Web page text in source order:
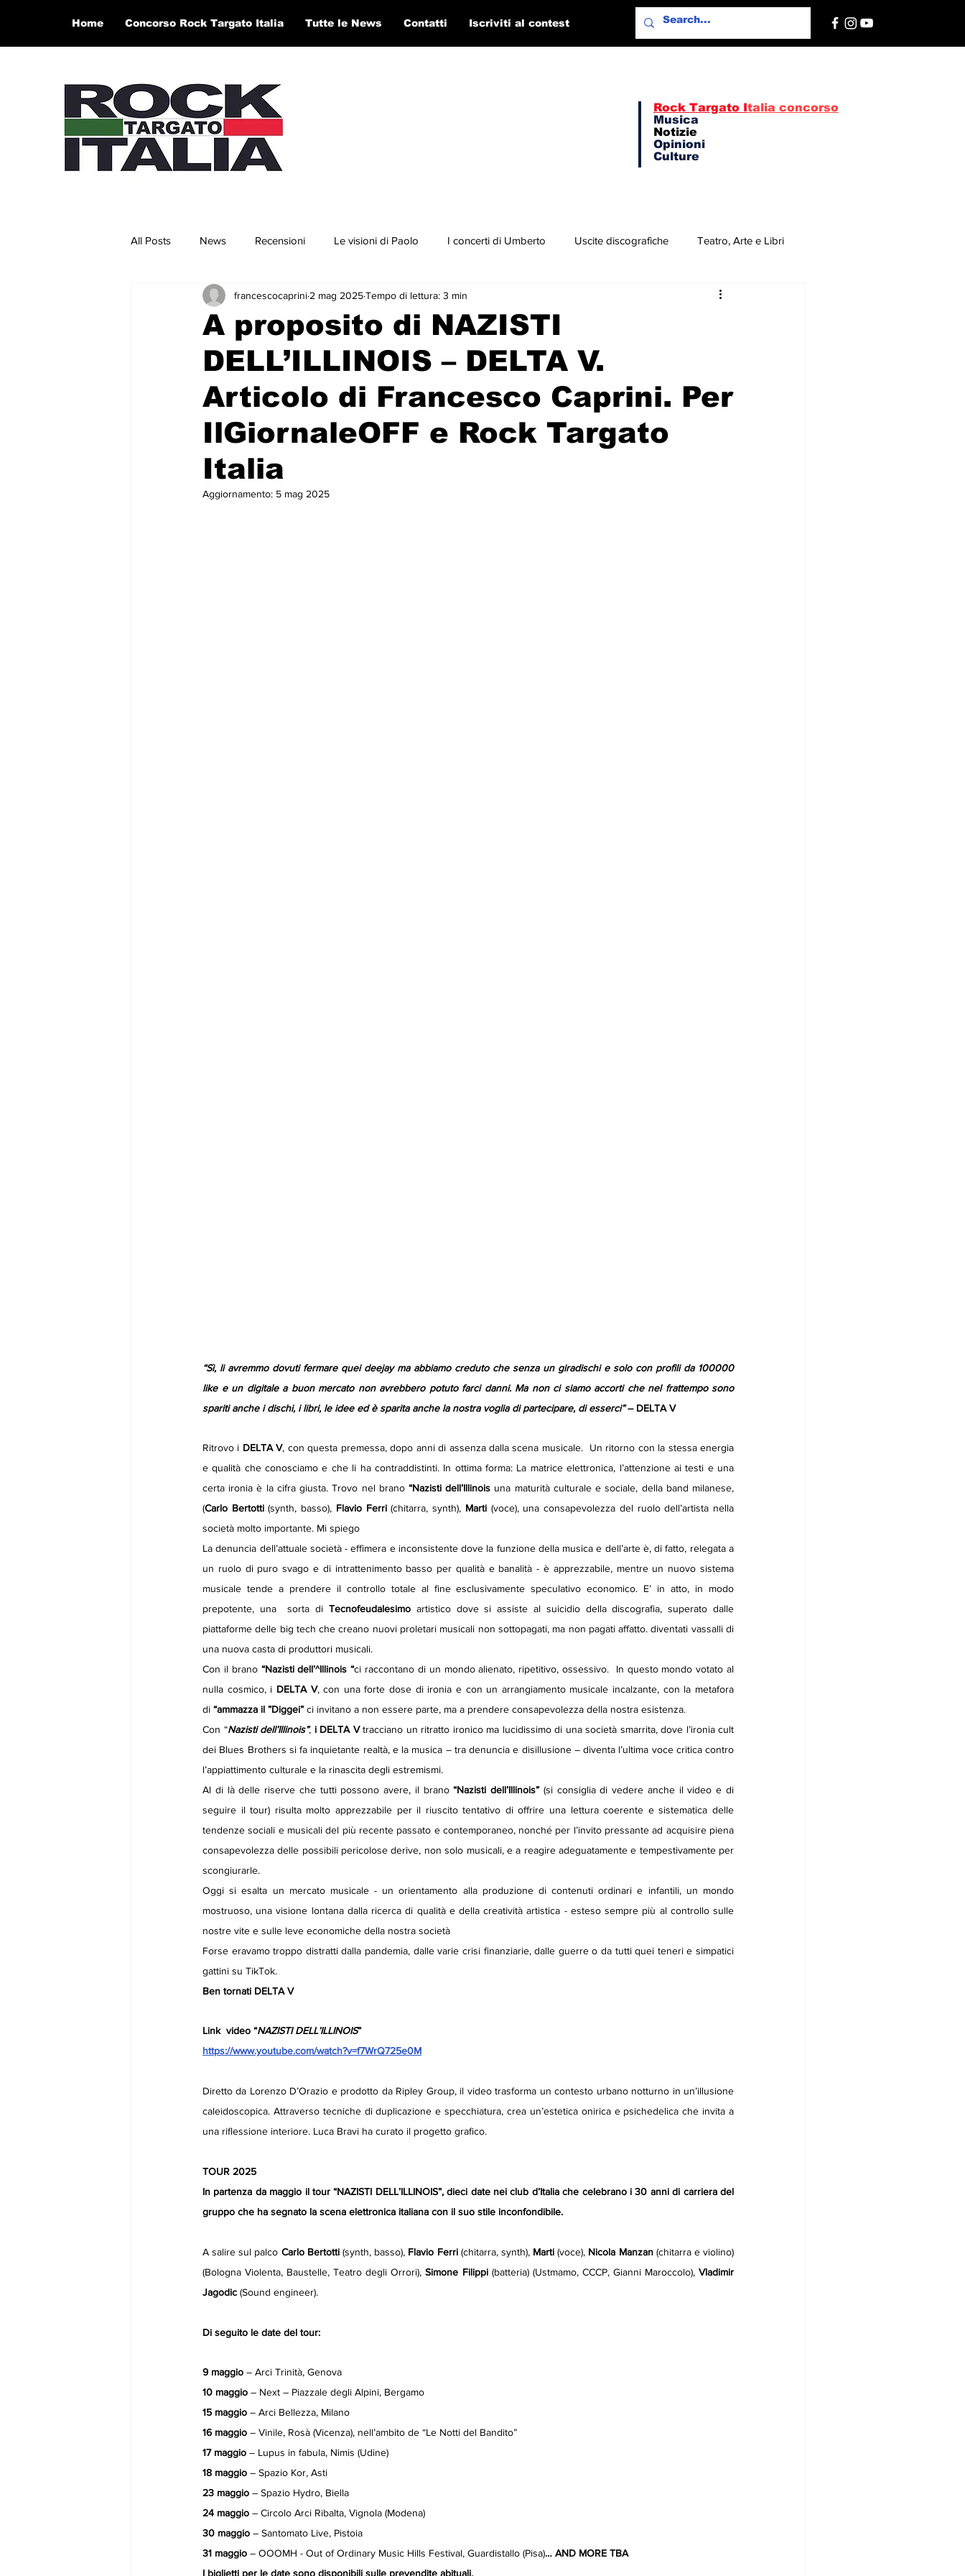
Home Concorso Rock Targato Italia Tutte le News Contatti Iscriviti al contest
Rock Targato Italia concorso
Musica
Notizie
Opinioni
Culture
All Posts News Recensioni Le visioni di Paolo I concerti di Umberto Uscite discografiche Teatro, Arte e Libri
Concerti e Video Artisti in concorso RTI 2025 Playlist
A proposito di NAZISTI
DELL’ILLINOIS – DELTA V.
Articolo di Francesco Caprini. Per
IlGiornaleOFF e Rock Targato
Italia
francescocaprini 2 mag 2025Tempo di lettura: 3 min
Aggiornamento: 5 mag 2025
“Sì, li avremmo dovuti fermare quei deejay ma abbiamo creduto che senza un giradischi e solo con profili da 100000
like e un digitale a buon mercato non avrebbero potuto farci danni. Ma non ci siamo accorti che nel frattempo sono
spariti anche i dischi, i libri, le idee ed è sparita anche la nostra voglia di partecipare, di esserci” – DELTA V
Ritrovo i DELTA V, con questa premessa, dopo anni di assenza dalla scena musicale.  Un ritorno con la stessa energia
e qualità che conosciamo e che li ha contraddistinti. In ottima forma: La matrice elettronica, l’attenzione ai testi e una
certa ironia è la cifra giusta. Trovo nel brano “Nazisti dell’Illinois una maturità culturale e sociale, della band milanese,
(Carlo Bertotti (synth, basso), Flavio Ferri (chitarra, synth), Marti (voce), una consapevolezza del ruolo dell’artista nella
società molto importante. Mi spiego
La denuncia dell’attuale società - effimera e inconsistente dove la funzione della musica e dell’arte è, di fatto, relegata a
un ruolo di puro svago e di intrattenimento basso per qualità e banalità - è apprezzabile, mentre un nuovo sistema
musicale tende a prendere il controllo totale al fine esclusivamente speculativo economico. E’ in atto, in modo
prepotente, una  sorta di Tecnofeudalesimo artistico dove si assiste al suicidio della discografia, superato dalle
piattaforme delle big tech che creano nuovi proletari musicali non sottopagati, ma non pagati affatto. diventati vassalli di
una nuova casta di produttori musicali.
Con il brano “Nazisti dell’^Illinois “ci raccontano di un mondo alienato, ripetitivo, ossessivo.  In questo mondo votato al
nulla cosmico, i DELTA V, con una forte dose di ironia e con un arrangiamento musicale incalzante, con la metafora
di “ammazza il ”Diggei” ci invitano a non essere parte, ma a prendere consapevolezza della nostra esistenza.
Con “Nazisti dell’Illinois”, i DELTA V tracciano un ritratto ironico ma lucidissimo di una società smarrita, dove l’ironia cult
dei Blues Brothers si fa inquietante realtà, e la musica – tra denuncia e disillusione – diventa l’ultima voce critica contro
l’appiattimento culturale e la rinascita degli estremismi.
Al di là delle riserve che tutti possono avere, il brano “Nazisti dell’Illinois” (si consiglia di vedere anche il video e di
seguire il tour) risulta molto apprezzabile per il riuscito tentativo di offrire una lettura coerente e sistematica delle
tendenze sociali e musicali del più recente passato e contemporaneo, nonché per l’invito pressante ad acquisire piena
consapevolezza delle possibili pericolose derive, non solo musicali, e a reagire adeguatamente e tempestivamente per
scongiurarle.
Oggi si esalta un mercato musicale - un orientamento alla produzione di contenuti ordinari e infantili, un mondo
mostruoso, una visione lontana dalla ricerca di qualità e della creatività artistica - esteso sempre più al controllo sulle
nostre vite e sulle leve economiche della nostra società
Forse eravamo troppo distratti dalla pandemia, dalle varie crisi finanziarie, dalle guerre o da tutti quei teneri e simpatici
gattini su TikTok.
Ben tornati DELTA V
Link  video “NAZISTI DELL’ILLINOIS”
https://www.youtube.com/watch?v=f7WrQ725e0M
Diretto da Lorenzo D’Orazio e prodotto da Ripley Group, il video trasforma un contesto urbano notturno in un’illusione
caleidoscopica. Attraverso tecniche di duplicazione e specchiatura, crea un’estetica onirica e psichedelica che invita a
una riflessione interiore. Luca Bravi ha curato il progetto grafico.
TOUR 2025
In partenza da maggio il tour “NAZISTI DELL’ILLINOIS”, dieci date nei club d’Italia che celebrano i 30 anni di carriera del
gruppo che ha segnato la scena elettronica italiana con il suo stile inconfondibile.
A salire sul palco Carlo Bertotti (synth, basso), Flavio Ferri (chitarra, synth), Marti (voce), Nicola Manzan (chitarra e violino)
(Bologna Violenta, Baustelle, Teatro degli Orrori), Simone Filippi (batteria) (Ustmamo, CCCP, Gianni Maroccolo), Vladimir
Jagodic (Sound engineer).
Di seguito le date del tour:
9 maggio – Arci Trinità, Genova
10 maggio – Next – Piazzale degli Alpini, Bergamo
15 maggio – Arci Bellezza, Milano
16 maggio – Vinile, Rosà (Vicenza), nell’ambito de “Le Notti del Bandito”
17 maggio – Lupus in fabula, Nimis (Udine)
18 maggio – Spazio Kor, Asti
23 maggio – Spazio Hydro, Biella
24 maggio – Circolo Arci Ribalta, Vignola (Modena)
30 maggio – Santomato Live, Pistoia
31 maggio – OOOMH - Out of Ordinary Music Hills Festival, Guardistallo (Pisa)… AND MORE TBA
I biglietti per le date sono disponibili sulle prevendite abituali.